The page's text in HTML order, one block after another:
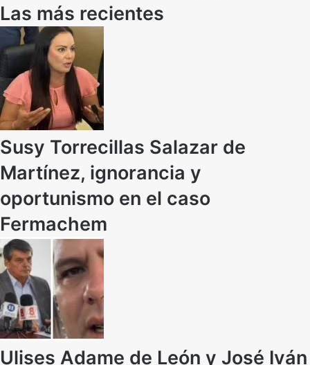
Las más recientes
Susy Torrecillas Salazar de
Martínez, ignorancia y
oportunismo en el caso
Fermachem
Ulises Adame de León y José Iván